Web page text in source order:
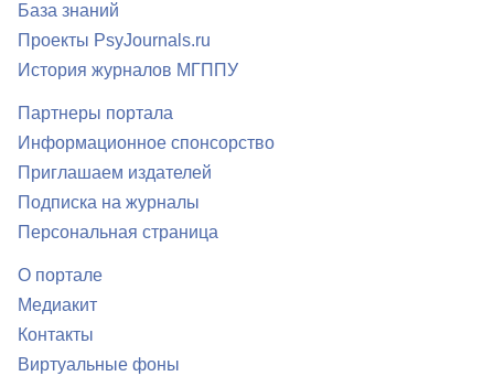
База знаний
Проекты PsyJournals.ru
История журналов МГППУ
Партнеры портала
Информационное спонсорство
Приглашаем издателей
Подписка на журналы
Персональная страница
О портале
Медиакит
Контакты
Виртуальные фоны